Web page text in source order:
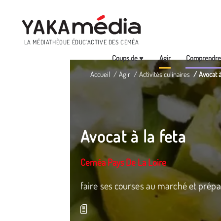
LA MÉDIATHÈQUE ÉDUC’ACTIVE DES CEMÉA
Menu
Coups de ♥ Agir Comprendre
Accueil Agir Activités culinaires Avocat
Avocat à la feta
Ceméa Pays De La Loire
faire ses courses au marché et